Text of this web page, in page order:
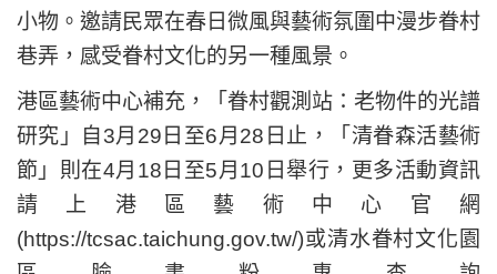
小物。邀請民眾在春日微風與藝術氛圍中漫步眷村
巷弄，感受眷村文化的另一種風景。
港區藝術中心補充，「眷村觀測站：老物件的光譜
研究」自3月29日至6月28日止，「清眷森活藝術
節」則在4月18日至5月10日舉行，更多活動資訊
請上港區藝術中心官網
(https://tcsac.taichung.gov.tw/)或清水眷村文化園